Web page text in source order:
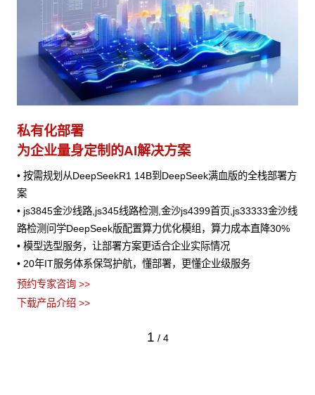
私有化部署
为企业量身定制的AI解决方案
• 按需规划从DeepSeekR1 14B到DeepSeek满血版的全栈部署方
案
• js3845金沙线路,js345线路检测,金沙js4399首页,js33333金沙线
路检测问学DeepSeek版配置算力优化模组，算力成本直降30%
• 模型选型服务，让部署方案更适合企业实际情况
• 20年IT服务体系保驾护航，懂部署，更懂企业级服务
预约专家咨询 >>
下载产品介绍 >>
1 / 4